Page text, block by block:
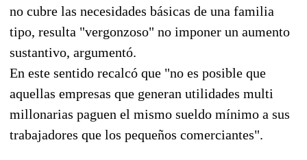
no cubre las necesidades básicas de una familia
tipo, resulta "vergonzoso" no imponer un aumento
sustantivo, argumentó.
En este sentido recalcó que "no es posible que
aquellas empresas que generan utilidades multi
millonarias paguen el mismo sueldo mínimo a sus
trabajadores que los pequeños comerciantes".